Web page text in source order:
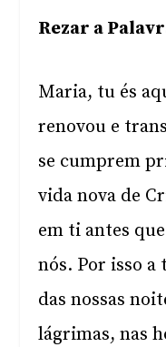
Rezar a
Maria, tu és
renovou e
se cumprem
vida nova de
em ti antes
nós. Por isso
das nossas
lágrimas, nas